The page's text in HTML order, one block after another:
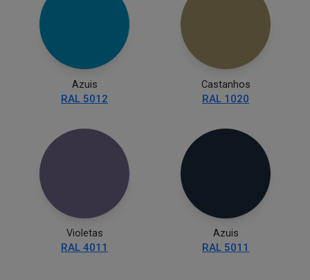
Azuis
RAL 5012
Castanhos
RAL 1020
Violetas
RAL 4011
Azuis
RAL 5011